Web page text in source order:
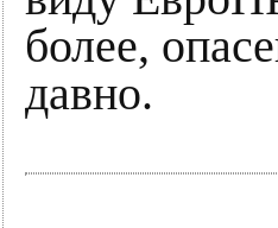
более,
давно.